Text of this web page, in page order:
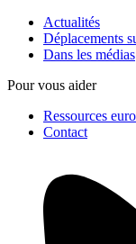
Actualités
Déplacements
Dans les médias
Pour vous aider
Ressources
Contact